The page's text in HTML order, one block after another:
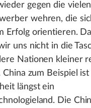
gegen die vielen
wehren, die
Erfolg orientieren.
uns nicht in die
Nationen kleiner
China zum Beispiel
längst ein
Die